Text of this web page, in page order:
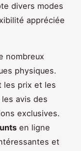
divers modes
appréciée
nombreux
physiques.
les prix et les
avis des
exclusives.
en ligne
et